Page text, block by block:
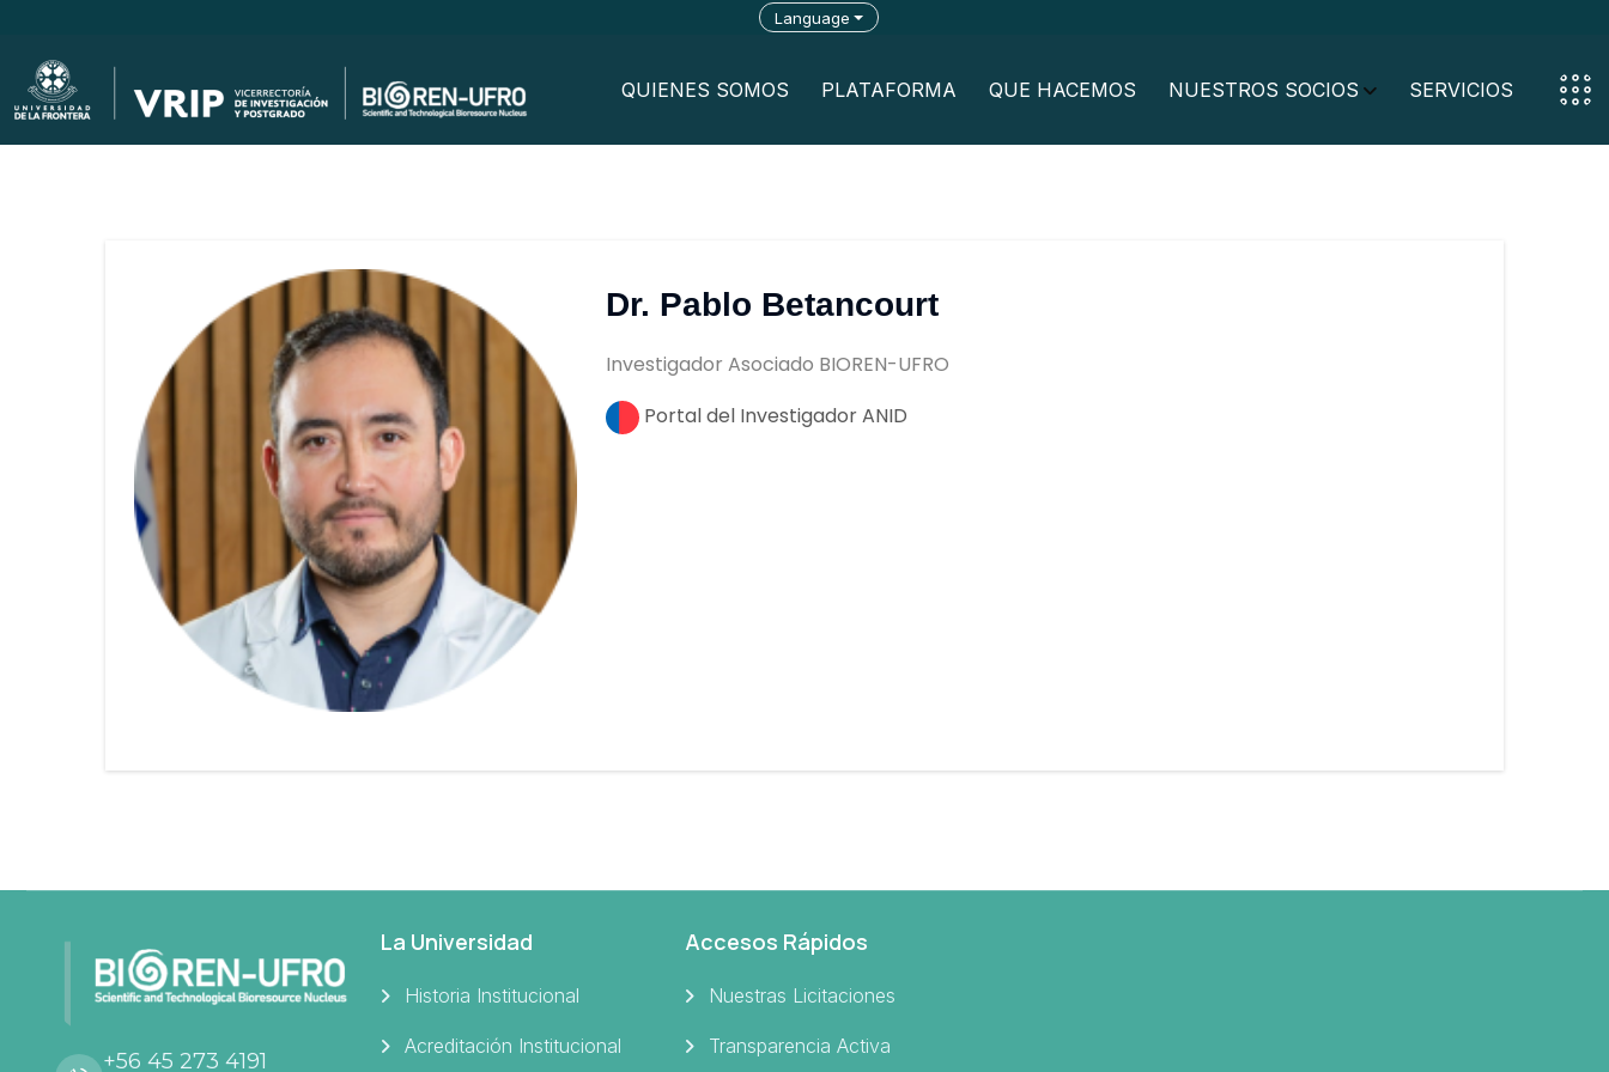
Language
QUIENES SOMOS PLATAFORMA QUE HACEMOS NUESTROS SOCIOS SERVICIOS
Dr. Pablo Betancourt
Investigador Asociado BIOREN-UFRO
Portal del Investigador ANID
+56 45 273 4191
La Universidad
Historia Institucional
Acreditación Institucional
Accesos Rápidos
Nuestras Licitaciones
Transparencia Activa